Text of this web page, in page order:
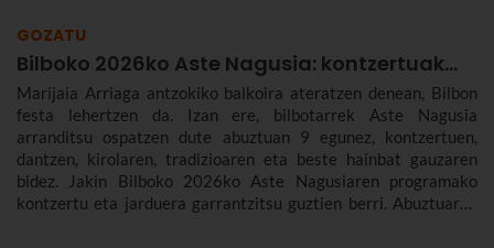
GOZATU
Bilboko 2026ko Aste Nagusia: kontzertuak...
Marijaia Arriaga antzokiko balkoira ateratzen denean, Bilbon
festa lehertzen da. Izan ere, bilbotarrek Aste Nagusia
arranditsu ospatzen dute abuztuan 9 egunez, kontzertuen,
dantzen, kirolaren, tradizioaren eta beste hainbat gauzaren
bidez. Jakin Bilboko 2026ko Aste Nagusiaren programako
kontzertu eta jarduera garrantzitsu guztien berri. Abuztuaren